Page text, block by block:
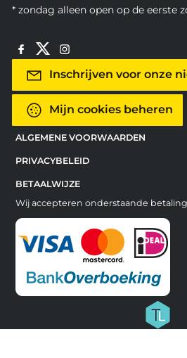
* zondag alleen open op de eerste
Inschrijven voor onze
Mijn cookies beheren
ALGEMENE VOORWAARDEN
PRIVACYBELEID
BETAALWIJZE
Wij accepteren onderstaande